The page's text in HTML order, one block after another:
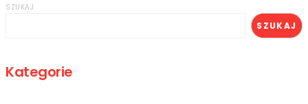
SZUKAJ
SZUKAJ
Kategorie